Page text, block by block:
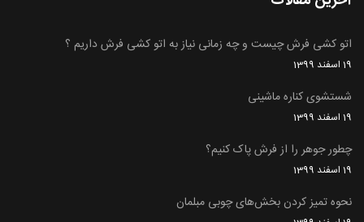
اتو کشی فرش چیست و چه زمانی نیاز به اتو کشی فرش داریم ؟
19 اسفند 1399
شستشوی کناره ماشینی
19 اسفند 1399
چطور جوهر را از فرش پاک کنیم؟
19 اسفند 1399
نحوه تمیز کردن بخش‌های چوبی مبلمان